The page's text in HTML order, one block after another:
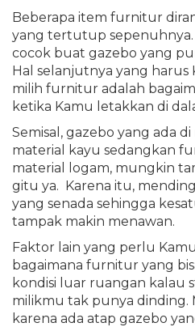
Beberapa item furnitur
yang tertutup sepenuhnya.
cocok buat gazebo yang
Hal selanjutnya yang harus
milih furnitur adalah
ketika Kamu letakkan di
Semisal, gazebo yang ada
material kayu sedangkan
material logam, mungkin
gitu ya. Karena itu,
yang senada sehingga
tampak makin menawan.
Faktor lain yang perlu
bagaimana furnitur yang
kondisi luar ruangan kalau
milikmu tak punya dinding.
karena ada atap gazebo